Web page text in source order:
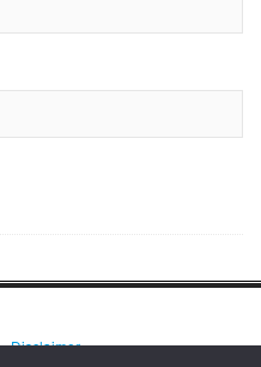
•Disclaimer